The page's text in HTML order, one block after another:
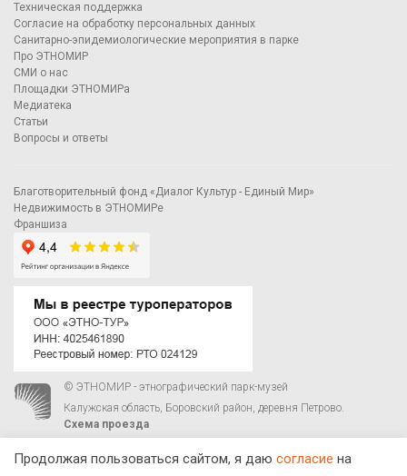
Техническая поддержка
Согласие на обработку персональных данных
Санитарно-эпидемиологические мероприятия в парке
Про ЭТНОМИР
СМИ о нас
Площадки ЭТНОМИРа
Медиатека
Статьи
Вопросы и ответы
Благотворительный фонд «Диалог Культур - Единый Мир»
Недвижимость в ЭТНОМИРе
Франшиза
© ЭТНОМИР - этнографический парк-музей
Калужская область, Боровский район, деревня Петрово.
Схема проезда
Продолжая пользоваться сайтом, я даю согласие на